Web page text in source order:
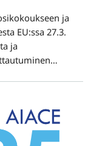
ja
EU:ssa 27.3.
ja